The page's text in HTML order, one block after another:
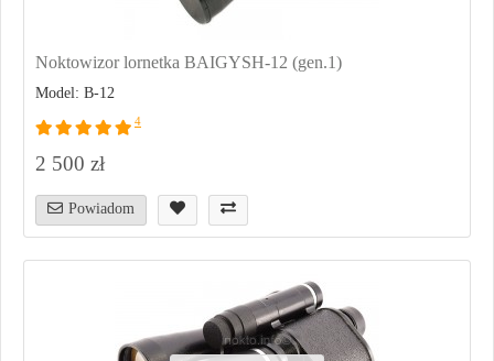
Noktowizor lornetka BAIGYSH-12 (gen.1)
Model: B-12
4
2 500 zł
Powiadom